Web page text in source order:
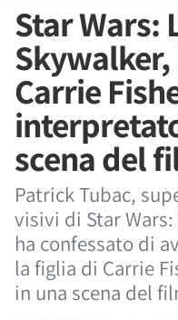
Star Wars:
Carrie
scena del
Patrick Tubac,
visivi di Star
ha confessato di
la figlia di Carrie
in una scena del